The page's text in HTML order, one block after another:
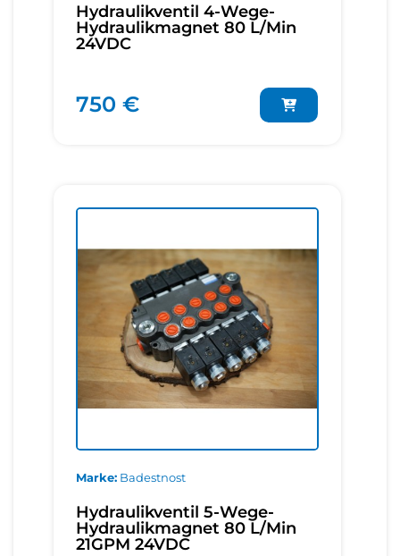
Hydraulikventil 4-Wege-
Hydraulikmagnet 80 L/Min
24VDC
750 €
Marke Badestnost
Hydraulikventil 5-Wege-
Hydraulikmagnet 80 L/Min
21GPM 24VDC